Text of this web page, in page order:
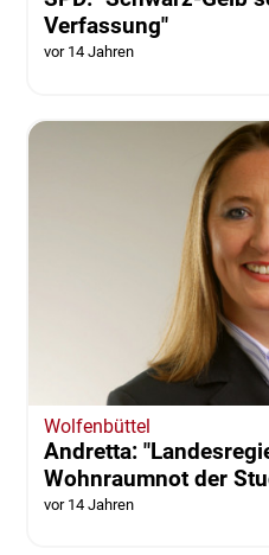
Verfassung"
vor 14 Jahren
Wolfenbüttel
Andretta:
Wohnraumnot der
vor 14 Jahren